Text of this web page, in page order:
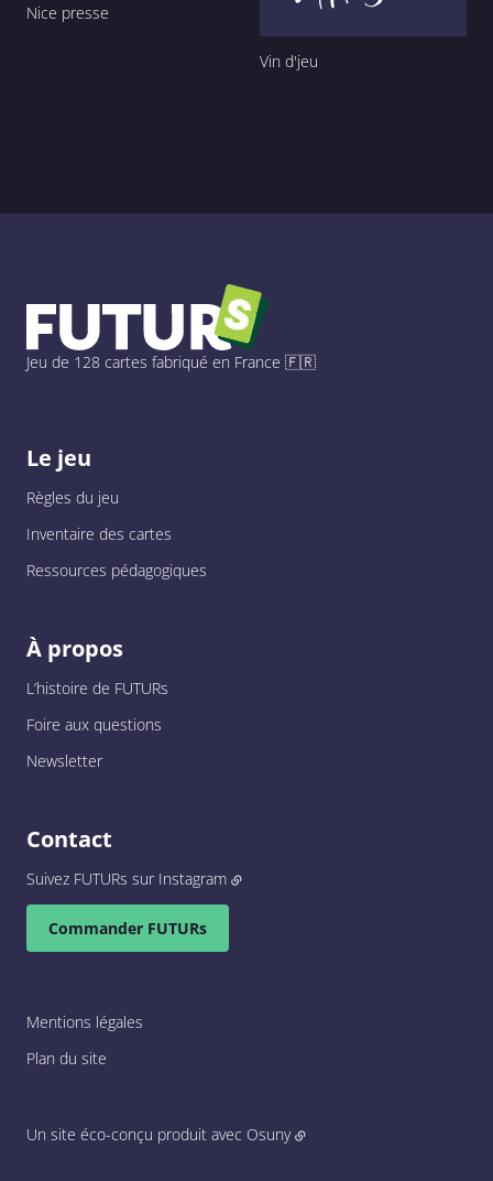
Nice presse
Vin d'jeu
Jeu de 128 cartes fabriqué en France 🇫🇷
Le jeu
Règles du jeu
Inventaire des cartes
Ressources pédagogiques
À propos
L’histoire de FUTURs
Foire aux questions
Newsletter
Contact
Suivez FUTURs sur Instagram
Commander FUTURs
Mentions légales
Plan du site
Un site éco-conçu produit avec Osuny